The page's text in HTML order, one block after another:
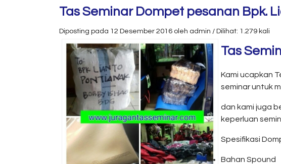
Tas Seminar Dompet pesanan Bpk.
Diposting pada 12 Desember 2016 oleh admin / Dilihat: 1.279 kali
Tas
Kami ucapkan
seminar untuk
dan kami juga
keperluan
Spesifikasi
Bahan Spound